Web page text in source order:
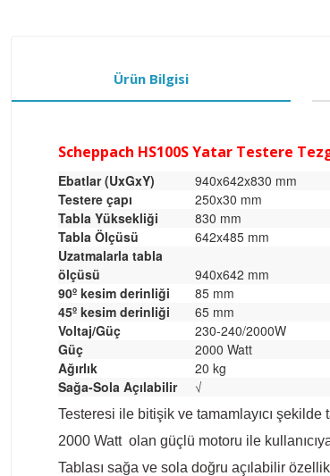
Ürün Bilgisi
Scheppach HS100S Yatar Testere
Ebatlar (UxGxY)
940x642x830 mm
Testere çapı
250x30 mm
Tabla Yüksekliği
830 mm
Tabla Ölçüsü
642x485 mm
Uzatmalarla tabla
ölçüsü
940x642 mm
90º kesim derinliği
85 mm
45º kesim derinliği
65 mm
Voltaj/Güç
230-240/2000W
Güç
2000 Watt
Ağırlık
20 kg
Sağa-Sola Açılabilir
√
Testeresi ile bitişik ve tamamlayıcı şekilde
2000 Watt olan güçlü motoru ile
Tablası sağa ve sola doğru açılabilir